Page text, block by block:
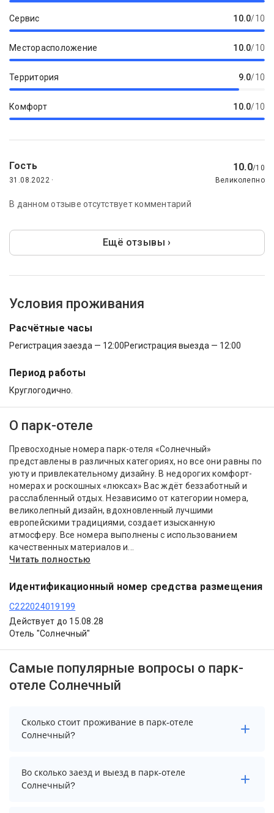
Сервис 10.0/10
Месторасположение 10.0/10
Территория 9.0/10
Комфорт 10.0/10
Гость 10.0/10
31.08.2022 ·
Великолепно
В данном отзыве отсутствует комментарий
Ещё отзывы ›
Условия проживания
Расчётные часы
Регистрация заезда — 12:00Регистрация выезда — 12:00
Период работы
Круглогодично.
О парк-отеле
Превосходные номера парк-отеля «Солнечный»
представлены в различных категориях, но все они равны по
уюту и привлекательному дизайну. В недорогих комфорт-
номерах и роскошных «люксах» Вас ждёт беззаботный и
расслабленный отдых. Независимо от категории номера,
великолепный дизайн, вдохновленный лучшими
европейскими традициями, создает изысканную
атмосферу. Все номера выполнены с использованием
качественных материалов и...
Читать полностью
Идентификационный номер средства размещения
С222024019199
Действует до 15.08.28
Отель "Солнечный"
Самые популярные вопросы о парк-
отеле Солнечный
Сколько стоит проживание в парк-отеле
Солнечный?
Стоимость проживания в парк-отеле Солнечный
начинается от 3500 рублей. Чтобы увидеть
Во сколько заезд и выезд в парк-отеле
Солнечный?